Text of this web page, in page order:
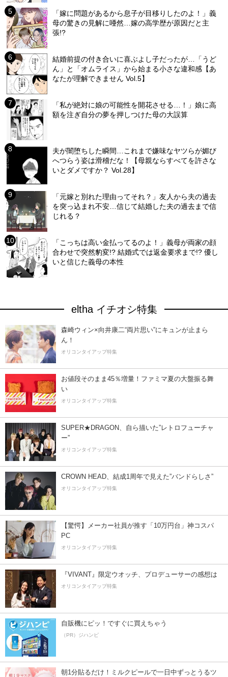
「嫁に問題があるから息子が目移りしたのよ！」義
母の驚きの見解に唖然…嫁の高学歴が原因だと主
張!?
結婚前提の付き合いに喜ぶよし子だったが…「うど
ん」と「オムライス」から始まる小さな違和感【あ
なたが理解できません Vol.5】
「私が絶対に娘の可能性を開花させる…！」娘に高
額を注ぎ自分の夢を押しつけた母の大誤算
夫が闇堕ちした瞬間…これまで嫌味なヤツらが媚び
へつらう姿は滑稽だな！【母親ならすべてを許さな
いとダメですか？ Vol.28】
「元嫁と別れた理由ってそれ？」友人から夫の過去
を突っ込まれ不安…信じて結婚した夫の過去まで信
じれる？
「こっちは高い金払ってるのよ！」義母が両家の顔
合わせで突然豹変!? 結婚式では返金要求まで!? 優し
いと信じた義母の本性
eltha イチオシ特集
森崎ウィン×向井康二“両片思い”にキュンが止まら
ん！
オリコンタイアップ特集
お値段そのまま45％増量！ファミマ夏の大盤振る舞
い
オリコンタイアップ特集
SUPER★DRAGON、自ら描いた”レトロフューチャ
ー”
オリコンタイアップ特集
CROWN HEAD、結成1周年で見えた”バンドらしさ”
オリコンタイアップ特集
【驚愕】メーカー社員が推す「10万円台」神コスパ
PC
オリコンタイアップ特集
『VIVANT』限定ウオッチ、プロデューサーの感想は
オリコンタイアップ特集
自販機にピッ！ですぐに買えちゃう
（PR）ジハンピ
朝1分貼るだけ！ミルクピールで一日中ずっとうるツ